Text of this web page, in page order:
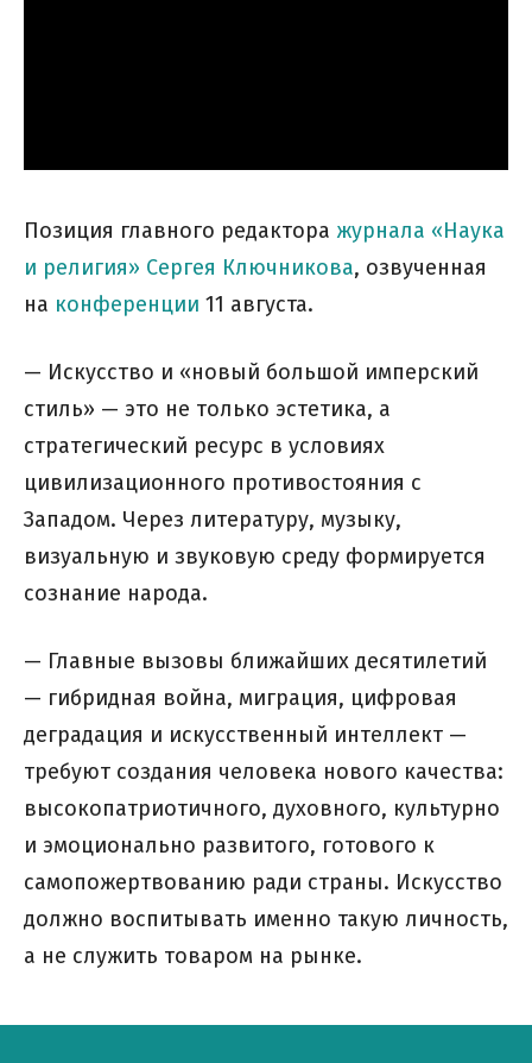
Позиция главного редактора журнала «Наука
и религия» Сергея Ключникова, озвученная
на конференции 11 августа.
— Искусство и «новый большой имперский
стиль» — это не только эстетика, а
стратегический ресурс в условиях
цивилизационного противостояния с
Западом. Через литературу, музыку,
визуальную и звуковую среду формируется
сознание народа.
— Главные вызовы ближайших десятилетий
— гибридная война, миграция, цифровая
деградация и искусственный интеллект —
требуют создания человека нового качества:
высокопатриотичного, духовного, культурно
и эмоционально развитого, готового к
самопожертвованию ради страны. Искусство
должно воспитывать именно такую личность,
а не служить товаром на рынке.